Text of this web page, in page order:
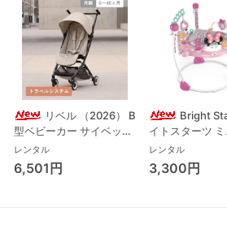
リベル （2026） B
型ベビーカー サイベック
ス(cybex)
レンタル
6,501円
Bright
イトスターツ
ス フォーエバ
レンド ジャン
パルー キッズ
レンタル
3,300円